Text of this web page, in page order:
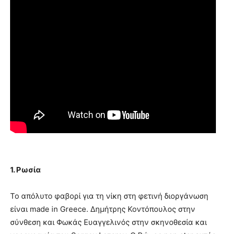
1. Ρωσία
Το απόλυτο φαβορί για τη νίκη στη φετινή διοργάνωση
είναι made in Greece. Δημήτρης Κοντόπουλος στην
σύνθεση και Φωκάς Ευαγγελινός στην σκηνοθεσία και